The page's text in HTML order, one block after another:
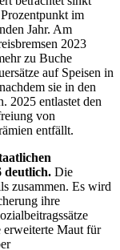
unkt im
Jahr. Am
2023
zu Buche
auf Speisen in
sie in den
2025 entlastet den
von
entfällt.
deutlich. Die
zusammen. Es wird
ihre
erweiterte Maut für